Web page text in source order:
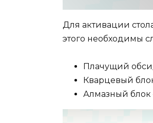
Для активации
этого необходимы
Плачущий
Кварцевый
Алмазный блок